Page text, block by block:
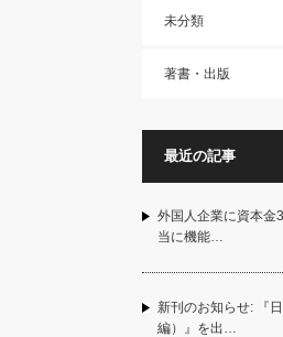
未分類
著書・出版
最近の記事
外国人企業に資本
当に機能…
新刊のお知らせ: 『
編）』を出…